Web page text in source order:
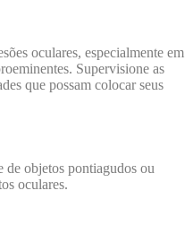
oculares, especialmente em
Supervisione as
que possam colocar seus
de objetos pontiagudos ou
oculares.